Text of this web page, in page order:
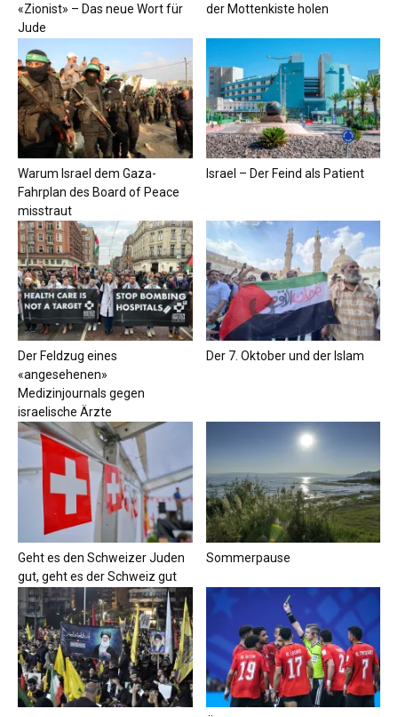
«Zionist» – Das neue Wort für
Jude
der Mottenkiste holen
Warum Israel dem Gaza-
Fahrplan des Board of Peace
misstraut
Israel – Der Feind als Patient
Der Feldzug eines
«angesehenen»
Medizinjournals gegen
israelische Ärzte
Der 7. Oktober und der Islam
Geht es den Schweizer Juden
gut, geht es der Schweiz gut
Sommerpause